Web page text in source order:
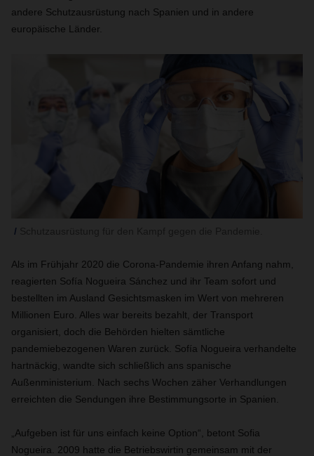
andere Schutzausrüstung nach Spanien und in andere
europäische Länder.
Als im Frühjahr 2020 die Corona-Pandemie ihren Anfang nahm,
reagierten Sofía Nogueira Sánchez und ihr Team sofort und
bestellten im Ausland Gesichtsmasken im Wert von mehreren
Millionen Euro. Alles war bereits bezahlt, der Transport
organisiert, doch die Behörden hielten sämtliche
pandemiebezogenen Waren zurück. Sofía Nogueira verhandelte
hartnäckig, wandte sich schließlich ans spanische
Außenministerium. Nach sechs Wochen zäher Verhandlungen
erreichten die Sendungen ihre Bestimmungsorte in Spanien.
„Aufgeben ist für uns einfach keine Option“, betont Sofia
Nogueira. 2009 hatte die Betriebswirtin gemeinsam mit der